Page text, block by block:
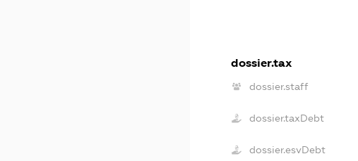
dossier.tax
dossier.staff
dossier.taxDebt
dossier.esvDebt